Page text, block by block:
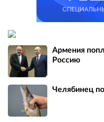
Армения
Россию
Челябинец